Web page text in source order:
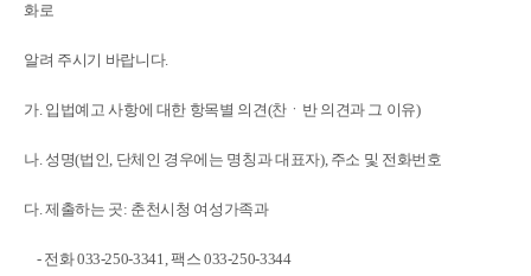
화로
알려 주시기 바랍니다.
가. 입법예고 사항에 대한 항목별 의견(찬ㆍ반 의견과 그 이유)
나. 성명(법인, 단체인 경우에는 명칭과 대표자), 주소 및 전화번호
다. 제출하는 곳: 춘천시청 여성가족과
- 전화 033-250-3341, 팩스 033-250-3344